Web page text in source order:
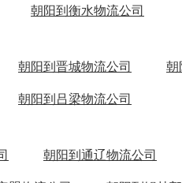
朝阳到衡水物流公司
朝阳到晋城物流公司 朝
朝阳到吕梁物流公司
朝阳到通辽物流公司